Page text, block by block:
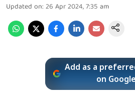
Updated on: 26 Apr 2024, 7:35 am
Add as a
on Google